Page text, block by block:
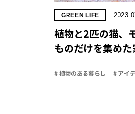
GREEN LIFE
植物と2匹の猫、
ものだけを集めた
# 植物のある暮らし # アイ